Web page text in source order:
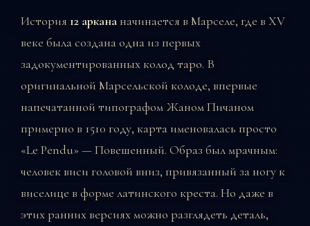
История 12 аркана начинается в Марселе, где в XV
веке была создана одна из первых
задокументированных колод таро. В
оригинальной Марсельской колоде, впервые
напечатанной типографом Жаном Пичаном
примерно в 1510 году, карта именовалась просто
«Le Pendu» — Повешенный. Образ был мрачным:
человек виси головой вниз, привязанный за ногу к
виселице в форме латинского креста. Но даже в
этих ранних версиях можно разглядеть деталь,